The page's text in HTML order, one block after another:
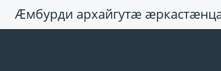
Ӕмбурди архайгутӕ